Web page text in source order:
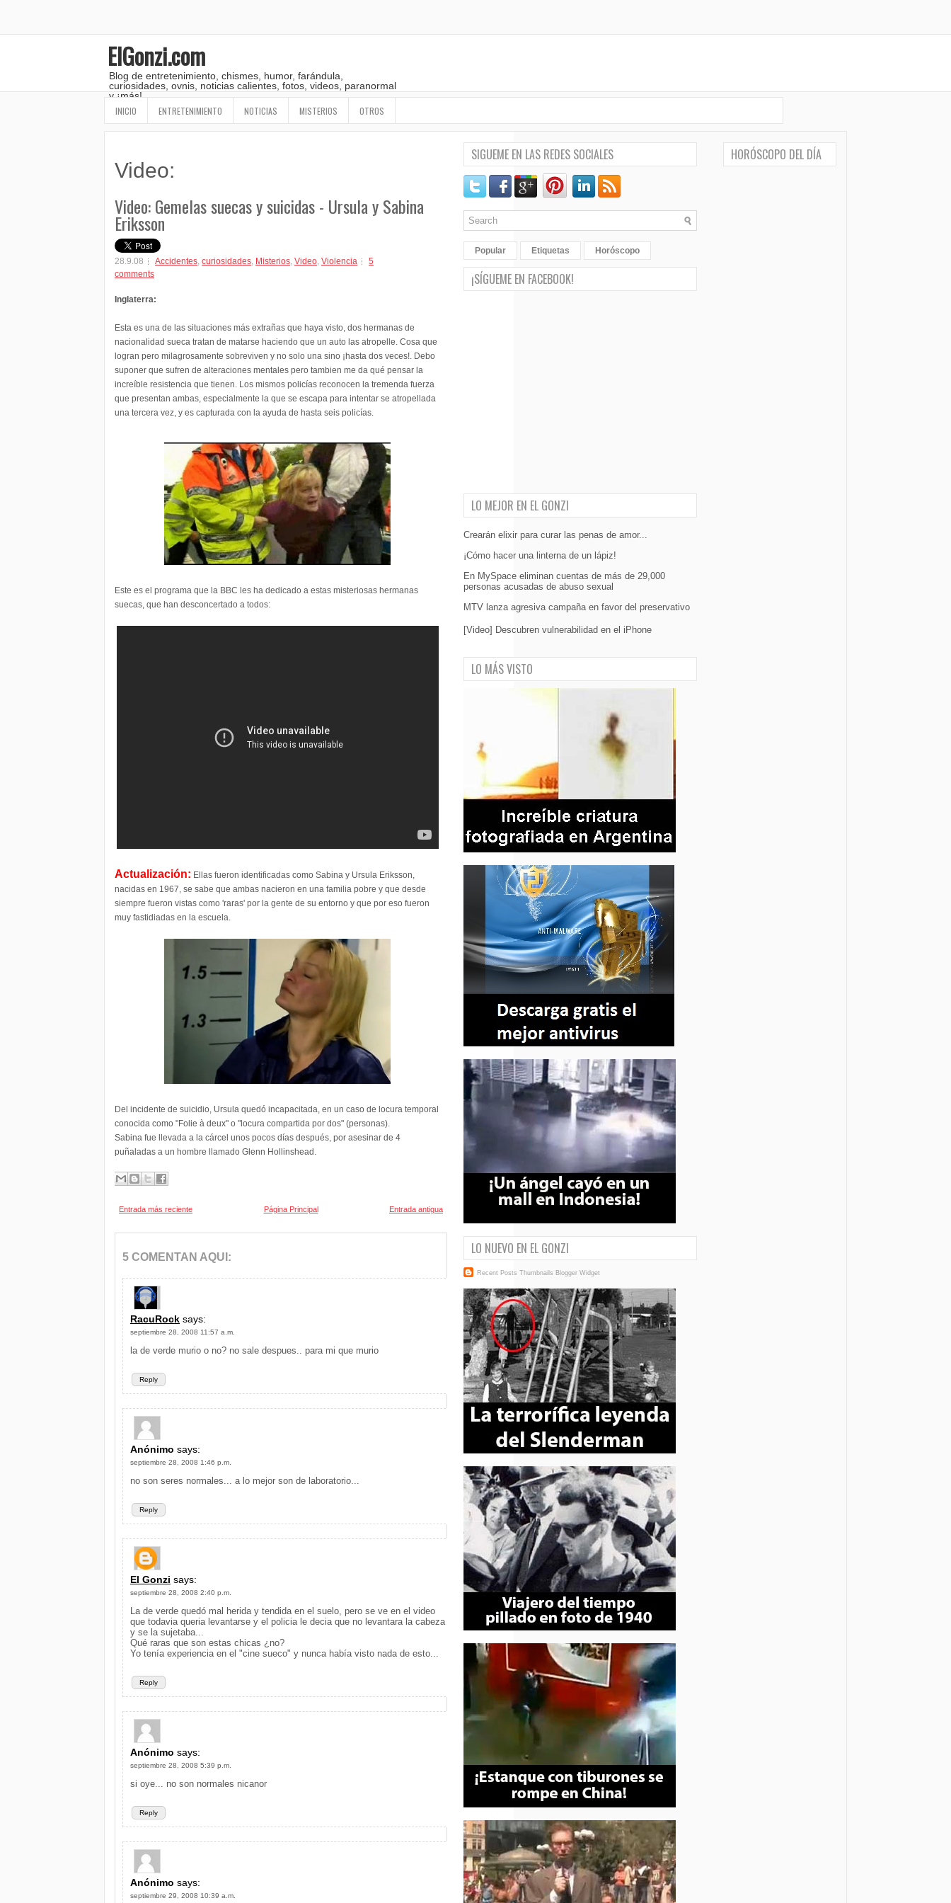
ElGonzi.com
Blog de entretenimiento, chismes, humor, farándula,
curiosidades, ovnis, noticias calientes, fotos, videos, paranormal
y ¡más!
INICIO ENTRETENIMIENTO NOTICIAS MISTERIOS OTROS
Video:
Video: Gemelas suecas y suicidas - Ursula y Sabina
Eriksson
28.9.08 Accidentes, curiosidades, Misterios, Video, Violencia
5
comments
Inglaterra:
Esta es una de las situaciones más extrañas que haya visto, dos hermanas de
nacionalidad sueca tratan de matarse haciendo que un auto las atropelle. Cosa que
logran pero milagrosamente sobreviven y no solo una sino ¡hasta dos veces!. Debo
suponer que sufren de alteraciones mentales pero tambien me da qué pensar la
increíble resistencia que tienen. Los mismos policías reconocen la tremenda fuerza
que presentan ambas, especialmente la que se escapa para intentar se atropellada
una tercera vez, y es capturada con la ayuda de hasta seis policías.
Este es el programa que la BBC les ha dedicado a estas misteriosas hermanas
suecas, que han desconcertado a todos:
Actualización: Ellas fueron identificadas como Sabina y Ursula Eriksson,
nacidas en 1967, se sabe que ambas nacieron en una familia pobre y que desde
siempre fueron vistas como 'raras' por la gente de su entorno y que por eso fueron
muy fastidiadas en la escuela.
Del incidente de suicidio, Ursula quedó incapacitada, en un caso de locura temporal
conocida como "Folie à deux" o "locura compartida por dos" (personas).
Sabina fue llevada a la cárcel unos pocos días después, por asesinar de 4
puñaladas a un hombre llamado Glenn Hollinshead.
Entrada más reciente Entrada antigua
Página Principal
5 COMENTAN AQUI:
RacuRock says:
septiembre 28, 2008 11:57 a.m.
Reply
la de verde murio o no? no sale despues.. para mi que murio
Anónimo says:
septiembre 28, 2008 1:46 p.m.
Reply
no son seres normales... a lo mejor son de laboratorio...
El Gonzi says:
septiembre 28, 2008 2:40 p.m.
Reply
La de verde quedó mal herida y tendida en el suelo, pero se ve en el video
que todavia queria levantarse y el policia le decia que no levantara la cabeza
y se la sujetaba...
Qué raras que son estas chicas ¿no?
Yo tenía experiencia en el "cine sueco" y nunca había visto nada de esto...
Anónimo says:
septiembre 28, 2008 5:39 p.m.
Reply
si oye... no son normales nicanor
Anónimo says:
septiembre 29, 2008 10:39 a.m.
SIGUEME EN LAS REDES SOCIALES
Popular Etiquetas Horóscopo
¡SÍGUEME EN FACEBOOK!
LO MEJOR EN EL GONZI
Crearán elixir para curar las penas de amor...
¡Cómo hacer una linterna de un lápiz!
En MySpace eliminan cuentas de más de 29,000
personas acusadas de abuso sexual
MTV lanza agresiva campaña en favor del preservativo
[Video] Descubren vulnerabilidad en el iPhone
LO MÁS VISTO
LO NUEVO EN EL GONZI
Recent Posts Thumbnails Blogger Widget
HORÓSCOPO DEL DÍA